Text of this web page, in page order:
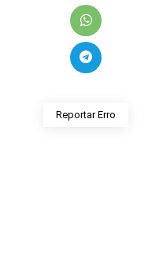
Reportar Erro